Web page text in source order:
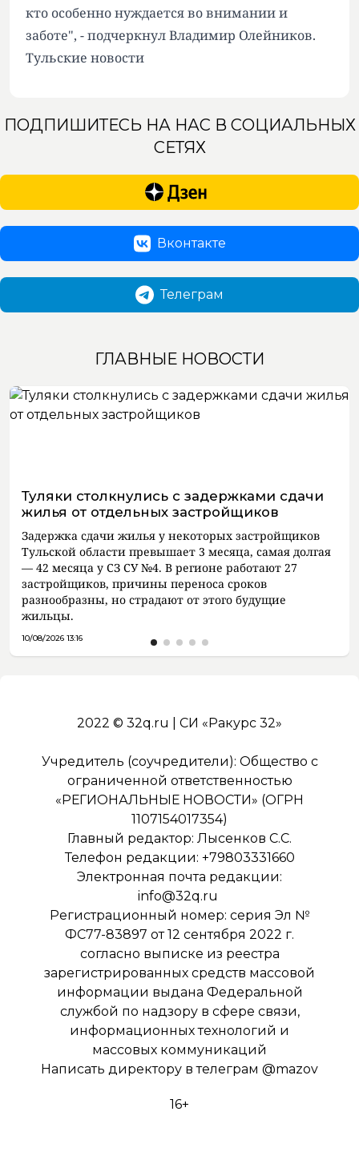
кто особенно нуждается во внимании и
заботе", - подчеркнул Владимир Олейников.
Тульские новости
ПОДПИШИТЕСЬ НА НАС В СОЦИАЛЬНЫХ
СЕТЯХ
Вконтакте
Телеграм
ГЛАВНЫЕ НОВОСТИ
Туляки столкнулись с задержками сдачи
жилья от отдельных застройщиков
Задержка сдачи жилья у некоторых застройщиков
Тульской области превышает 3 месяца, самая долгая
— 42 месяца у СЗ СУ №4. В регионе работают 27
застройщиков, причины переноса сроков
разнообразны, но страдают от этого будущие
жильцы.
10/08/2026 13:16
2022 © 32q.ru | СИ «Ракурс 32»
Учредитель (соучредители): Общество с
ограниченной ответственностью
«РЕГИОНАЛЬНЫЕ НОВОСТИ» (ОГРН
1107154017354)
Главный редактор: Лысенков С.С.
Телефон редакции: +79803331660
Электронная почта редакции:
info@32q.ru
Регистрационный номер: серия Эл №
ФС77-83897 от 12 сентября 2022 г.
согласно выписке из реестра
зарегистрированных средств массовой
информации выдана Федеральной
службой по надзору в сфере связи,
информационных технологий и
массовых коммуникаций
Написать директору в телеграм @mazov
16+